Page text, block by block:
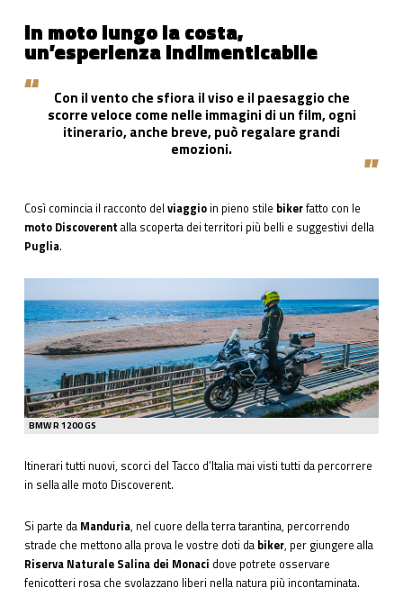
In moto lungo la costa,
un’esperienza indimenticabile
Con il vento che sfiora il viso e il paesaggio che
scorre veloce come nelle immagini di un film, ogni
itinerario, anche breve, può regalare grandi
emozioni.
Così comincia il racconto del viaggio in pieno stile bikerfatto con le
moto Discoverent alla scoperta dei territori più belli e suggestivi della
Puglia.
BMW R 1200 GS
Itinerari tutti nuovi, scorci del Tacco d’Italia mai visti tutti da percorrere
in sella alle moto Discoverent.
Si parte da Manduria, nel cuore della terra tarantina, percorrendo
strade che mettono alla prova le vostre doti da biker, per giungere alla
Riserva Naturale Salina dei Monaci dove potrete osservare
fenicotteri rosa che svolazzano liberi nella natura più incontaminata.